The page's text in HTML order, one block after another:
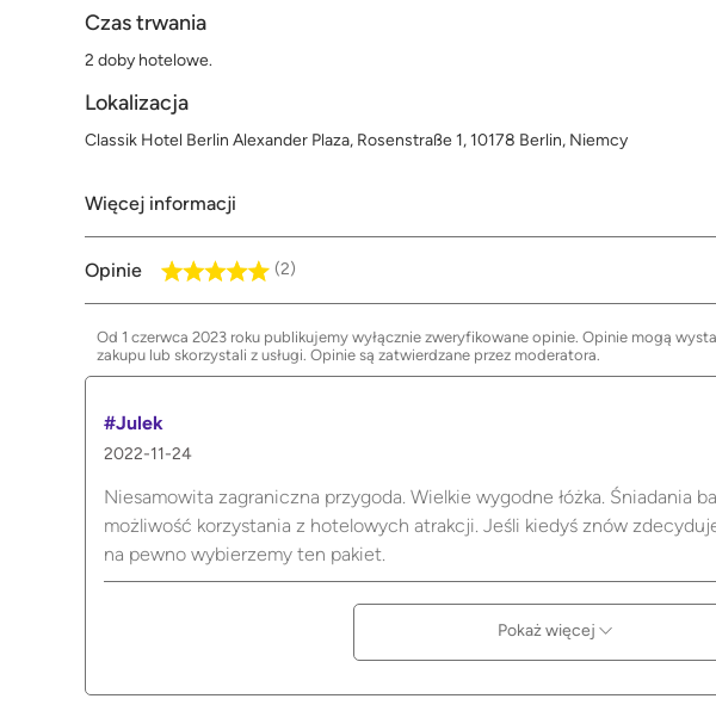
Czas trwania
2 doby hotelowe.
Lokalizacja
Classik Hotel Berlin Alexander Plaza, Rosenstraße 1, 10178 Berlin, Niemcy
Więcej informacji
Opinie (2)
Od 1 czerwca 2023 roku publikujemy wyłącznie zweryfikowane opinie. Opinie mogą
zakupu lub skorzystali z usługi. Opinie są zatwierdzane przez moderatora.
#Julek
2022-11-24
Niesamowita zagraniczna przygoda. Wielkie wygodne łóżka. Śniadania
możliwość korzystania z hotelowych atrakcji. Jeśli kiedyś znów
na pewno wybierzemy ten pakiet.
Pokaż więcej